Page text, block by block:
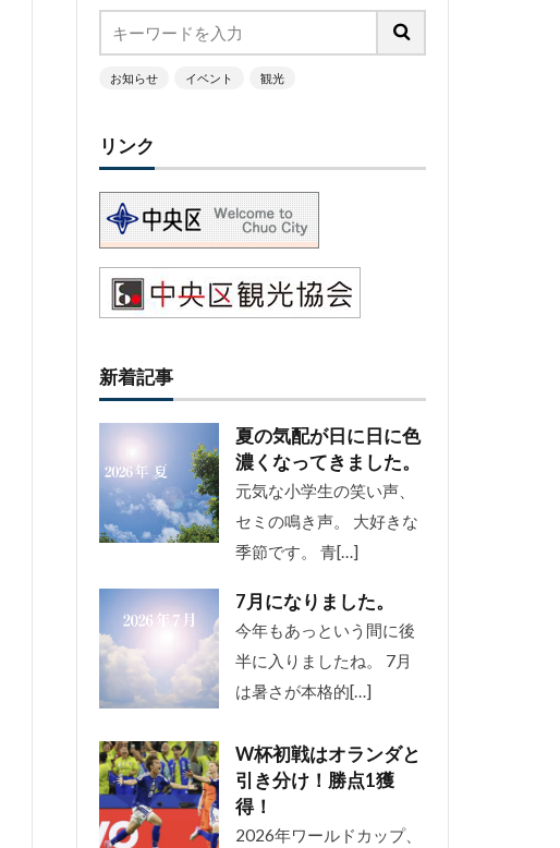
お知らせ イベント 観光
リンク
新着記事
夏の気配が日に日に色
濃くなってきました。
元気な小学生の笑い声、
セミの鳴き声。 大好きな
季節です。 青[…]
7月になりました。
今年もあっという間に後
半に入りましたね。 7月
は暑さが本格的[…]
W杯初戦はオランダと
引き分け！勝点1獲
得！
2026年ワールドカップ、